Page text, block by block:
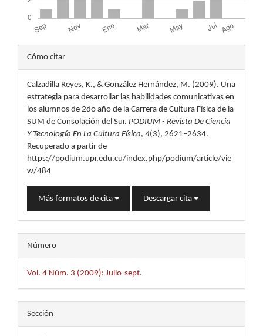
Detalles
del
artículo
Cómo citar
Calzadilla Reyes, K., & González Hernández, M. (2009). Una
estrategia para desarrollar las habilidades comunicativas en
los alumnos de 2do año de la Carrera de Cultura Física de la
SUM de Consolación del Sur. PODIUM - Revista De Ciencia
Y Tecnología En La Cultura Física, 4(3), 2621–2634.
Recuperado a partir de
https://podium.upr.edu.cu/index.php/podium/article/vie
w/484
Más formatos de cita Descargar cita
Número
Vol. 4 Núm. 3 (2009): Julio-sept.
Sección